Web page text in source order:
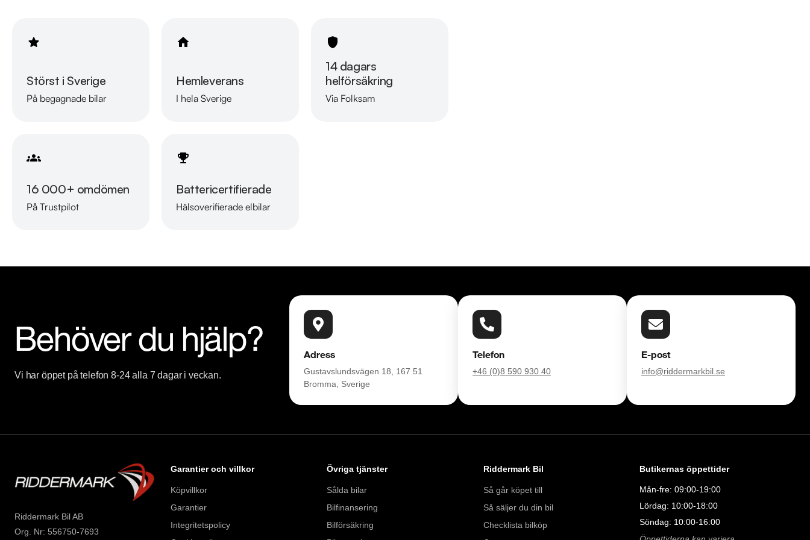
Störst i Sverige
På begagnade bilar
Hemleverans
I hela Sverige
14 dagars
helförsäkring
Via Folksam
16 000+ omdömen
På Trustpilot
Battericertifierade
Hälsoverifierade elbilar
Behöver du hjälp?
Vi har öppet på telefon 8-24 alla 7 dagar i veckan.
Adress
Gustavslundsvägen 18, 167 51
Bromma, Sverige
Telefon
+46 (0)8 590 930 40
E-post
info@riddermarkbil.se
Riddermark Bil AB
Org. Nr: 556750-7693
Garantier och villkor
Köpvillkor
Garantier
Integritetspolicy
Övriga tjänster
Sålda bilar
Bilfinansering
Bilförsäkring
Riddermark Bil
Så går köpet till
Så säljer du din bil
Checklista bilköp
Butikernas öppettider
Mån-fre: 09:00-19:00
Lördag: 10:00-18:00
Söndag: 10:00-16:00